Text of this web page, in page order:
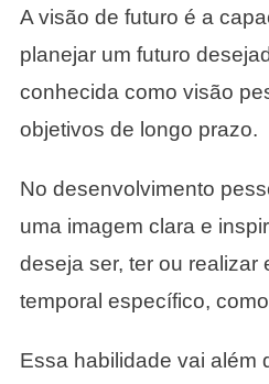
A visão de futuro é a
planejar um futuro
conhecida como visão
objetivos de longo prazo.
No desenvolvimento
uma imagem clara e
deseja ser, ter ou realizar
temporal específico,
Essa habilidade vai além